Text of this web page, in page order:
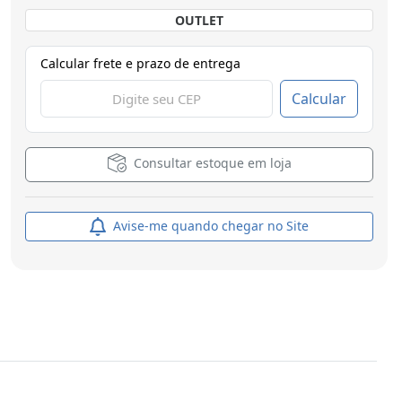
OUTLET
Calcular frete e prazo de entrega
Calcular
Consultar estoque em loja
Avise-me quando chegar no Site